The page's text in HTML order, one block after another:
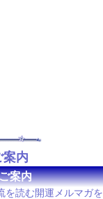
案内
案内
を読む開運メルマガを